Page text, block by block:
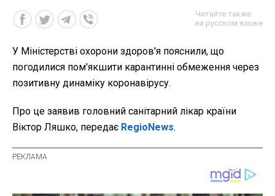
Читайте также
на русском языке
У Міністерстві охорони здоров'я пояснили, що
погодилися пом'якшити карантинні обмеження через
позитивну динаміку коронавірусу.
Про це заявив головний санітарний лікар країни
Віктор Ляшко, передає RegioNews.